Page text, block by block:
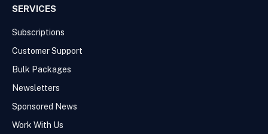
SERVICES
Subscriptions
Customer Support
Bulk Packages
Newsletters
Sponsored News
Work With Us